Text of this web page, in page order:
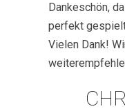
Dankeschön,
perfekt
Vielen Dank!